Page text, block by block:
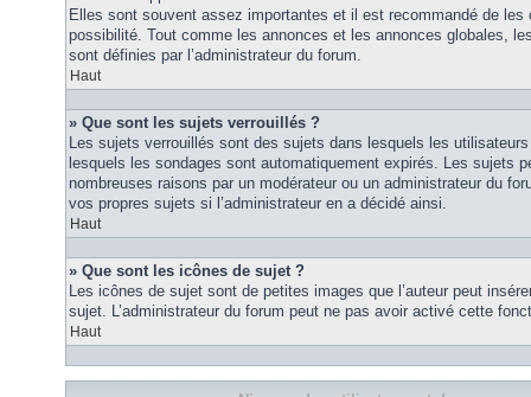
Elles sont souvent assez importantes et il est recommandé de
possibilité. Tout comme les annonces et les annonces globales,
sont définies par l’administrateur du forum.
Haut
» Que sont les sujets verrouillés ?
Les sujets verrouillés sont des sujets dans lesquels les
lesquels les sondages sont automatiquement expirés. Les sujets
nombreuses raisons par un modérateur ou un administrateur du
vos propres sujets si l’administrateur en a décidé ainsi.
Haut
» Que sont les icônes de sujet ?
Les icônes de sujet sont de petites images que l’auteur peut
sujet. L’administrateur du forum peut ne pas avoir activé cette
Haut